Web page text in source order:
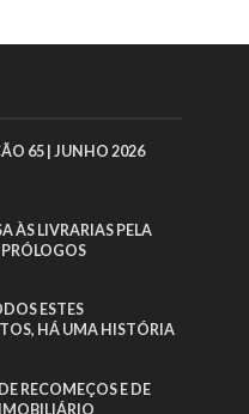
65 | JUNHO 2026
ÀS LIVRARIAS PELA
ESTES
HÁ UMA HISTÓRIA
RECOMEÇOS E DE